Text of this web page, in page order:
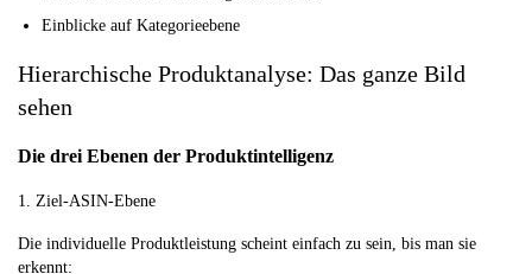
Einblicke auf Kategorieebene
Hierarchische Produktanalyse: Das ganze Bild
sehen
Die drei Ebenen der Produktintelligenz
1. Ziel-ASIN-Ebene
Die individuelle Produktleistung scheint einfach zu sein, bis man sie
erkennt: